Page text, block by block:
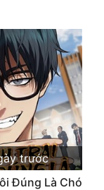
trước
Đúng Là Chó